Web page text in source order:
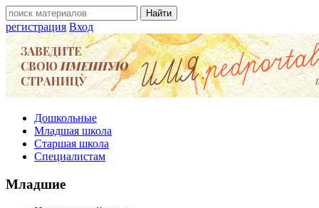
регистрация Вход
Дошкольные
Младшая школа
Старшая школа
Специалистам
Младшие